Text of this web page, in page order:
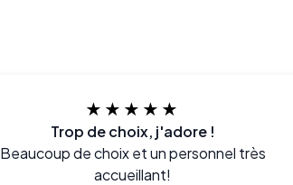
★★★★★
Trop de choix, j'adore !
Beaucoup de choix et un personnel très
accueillant!